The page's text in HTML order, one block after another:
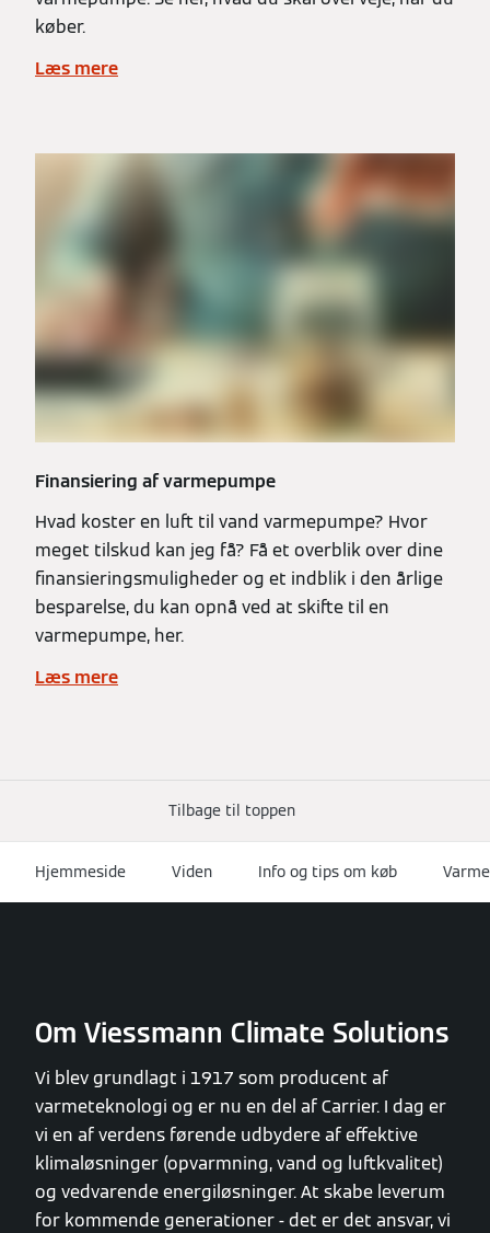
køber.
Læs mere
Finansiering af varmepumpe
Hvad koster en luft til vand varmepumpe? Hvor
meget tilskud kan jeg få? Få et overblik over dine
finansieringsmuligheder og et indblik i den årlige
besparelse, du kan opnå ved at skifte til en
varmepumpe, her.
Læs mere
Tilbage til toppen
Hjemmeside Viden Info og tips om køb
Om Viessmann Climate Solutions
Vi blev grundlagt i 1917 som producent af
varmeteknologi og er nu en del af Carrier. I dag er
vi en af verdens førende udbydere af effektive
klimaløsninger (opvarmning, vand og luftkvalitet)
og vedvarende energiløsninger. At skabe leverum
for kommende generationer - det er det ansvar, vi